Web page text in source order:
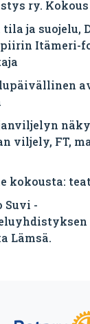
ry. Kokous
tila ja suojelu,
piirin Itämeri-
viljely, FT,
kokousta:
Suvi -
Lämsä.